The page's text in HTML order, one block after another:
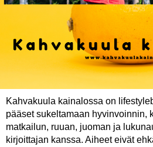
Kahvakuula kainalossa on
pääset sukeltamaan hyvinvoinnin,
matkailun, ruuan, juoman ja
kirjoittajan kanssa. Aiheet eivät